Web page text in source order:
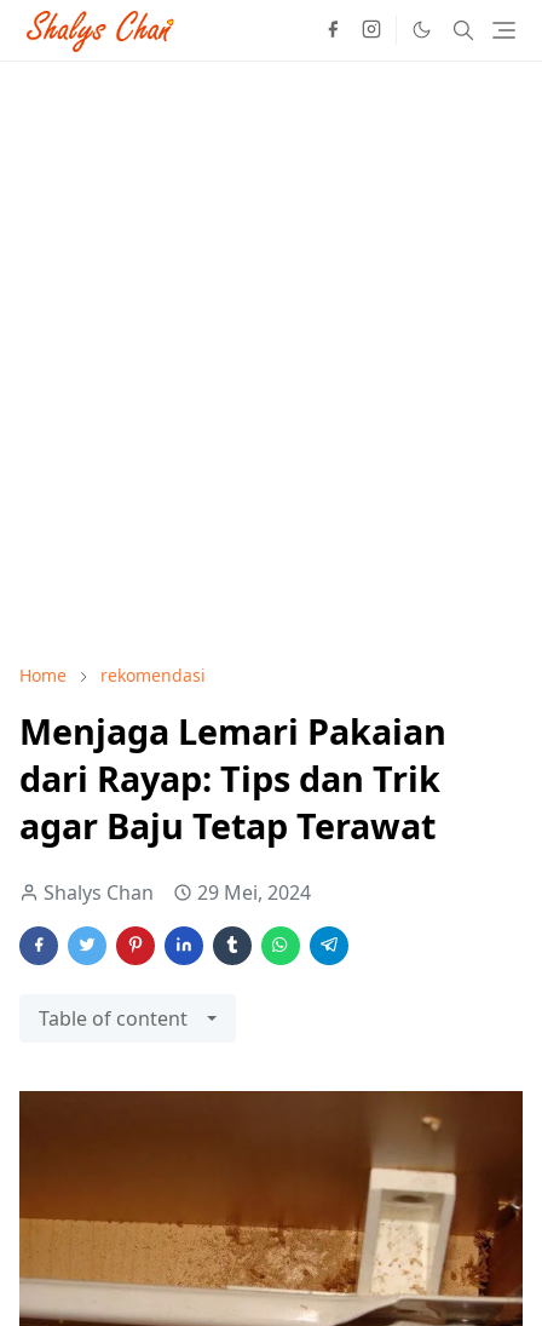
Home rekomendasi
Menjaga Lemari Pakaian
dari Rayap: Tips dan Trik
agar Baju Tetap Terawat
Shalys Chan 29 Mei, 2024
Table of content